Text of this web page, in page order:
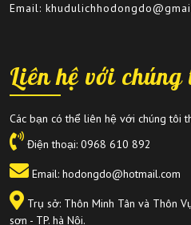
Email:
Liên hệ với
Các bạn có thể liên hệ với chúng tôi
Điện thoại: 0968 610 892
Email: hodongdo@hotmail.com
Trụ sở: Thôn Minh Tân và Thôn
sơn - TP. hà Nội.